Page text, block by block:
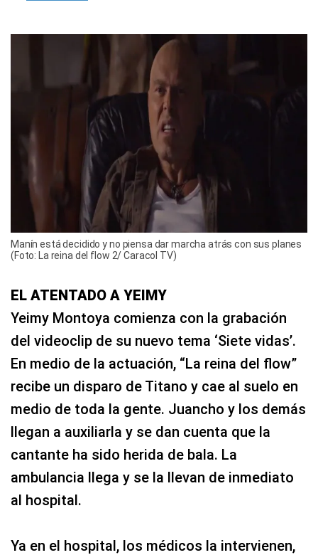
Manín está decidido y no piensa dar marcha atrás con sus planes
(Foto: La reina del flow 2/ Caracol TV)
EL ATENTADO A YEIMY
Yeimy Montoya comienza con la grabación
del videoclip de su nuevo tema ‘Siete vidas’.
En medio de la actuación, “La reina del flow”
recibe un disparo de Titano y cae al suelo en
medio de toda la gente. Juancho y los demás
llegan a auxiliarla y se dan cuenta que la
cantante ha sido herida de bala. La
ambulancia llega y se la llevan de inmediato
al hospital.
Ya en el hospital, los médicos la intervienen,